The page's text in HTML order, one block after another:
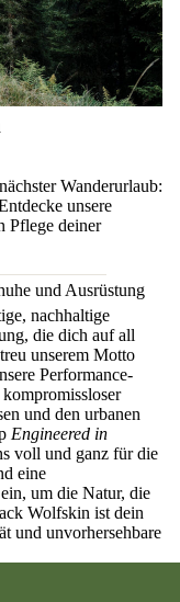
Wanderurlaub:
unsere
Pflege deiner
und Ausrüstung
nachhaltige
die dich auf all
unserem Motto
Performance-
und den urbanen
Engineered in
voll und ganz für die
eine
um die Natur, die
Wolfskin ist dein
und unvorhersehbare